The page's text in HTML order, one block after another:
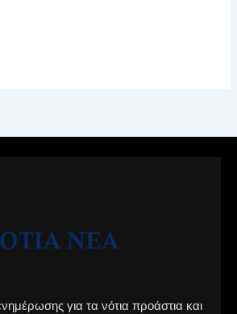
για τα νότια προάστια και